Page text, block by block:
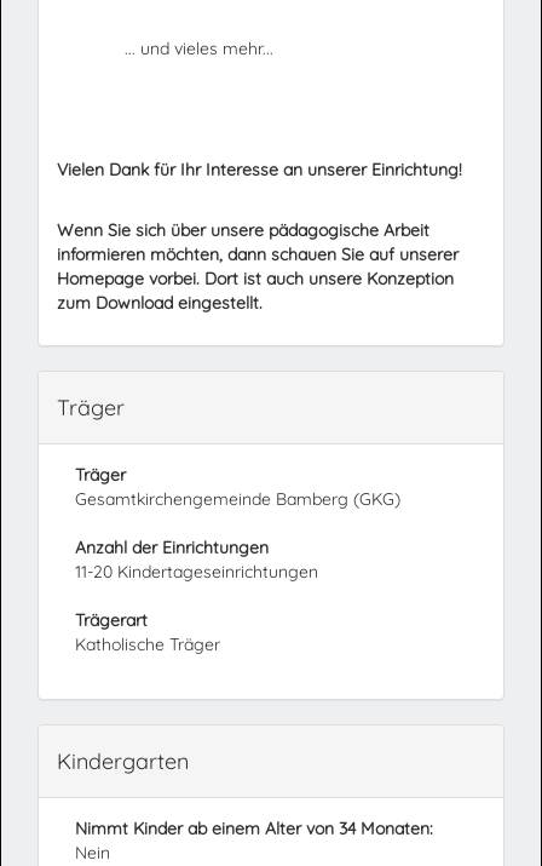
... und vieles mehr...
Vielen Dank für Ihr Interesse an unserer Einrichtung!
Wenn Sie sich über unsere pädagogische Arbeit
informieren möchten, dann schauen Sie auf unserer
Homepage vorbei. Dort ist auch unsere Konzeption
zum Download eingestellt.
Träger
Träger
Gesamtkirchengemeinde Bamberg (GKG)
Anzahl der Einrichtungen
11-20 Kindertageseinrichtungen
Trägerart
Katholische Träger
Kindergarten
Nimmt Kinder ab einem Alter von 34 Monaten:
Nein